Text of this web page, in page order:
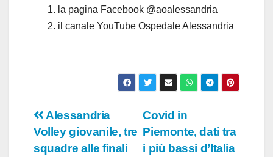
la pagina Facebook @aoalessandria
il canale YouTube Ospedale Alessandria
Navigazione
articoli
Covid in
Piemonte, dati tra
i più bassi d’Italia
Alessandria
Volley giovanile, tre
squadre alle finali